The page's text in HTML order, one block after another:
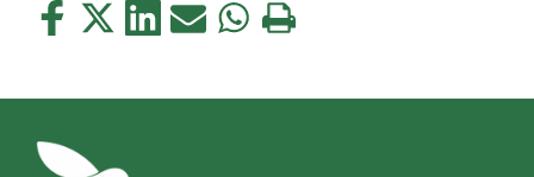
Jaa
Jaa
Jaa Jaa Jaa Tulosta